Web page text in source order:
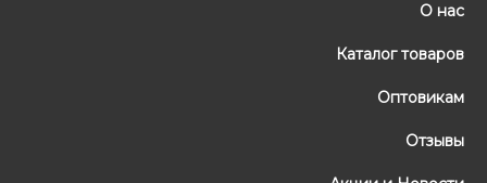
О нас
Каталог товаров
Оптовикам
Отзывы